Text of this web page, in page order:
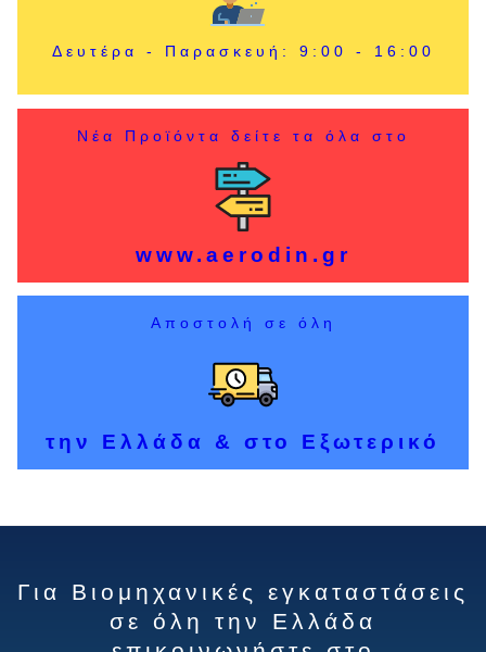
Δευτέρα - Παρασκευή: 9:00 - 16:00
Νέα Προϊόντα δείτε τα όλα στο
www.aerodin.gr
Αποστολή σε όλη
την Ελλάδα & στο Εξωτερικό
Για Βιομηχανικές εγκαταστάσεις
σε όλη την Ελλάδα